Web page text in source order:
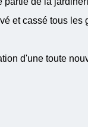
et cassé tous les
d'une toute